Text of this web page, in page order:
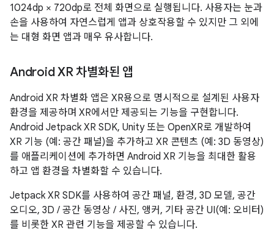
1024dp × 720dp로 전체 화면으로 실행됩니다. 사용자는 눈과
손을 사용하여 자연스럽게 앱과 상호작용할 수 있지만 그 외에
는 대형 화면 앱과 매우 유사합니다.
Android XR 차별화된 앱
Android XR 차별화 앱은 XR용으로 명시적으로 설계된 사용자
환경을 제공하며 XR에서만 제공되는 기능을 구현합니다.
Android Jetpack XR SDK, Unity 또는 OpenXR로 개발하여
XR 기능 (예: 공간 패널)을 추가하고 XR 콘텐츠 (예: 3D 동영상)
를 애플리케이션에 추가하면 Android XR 기능을 최대한 활용
하고 앱 환경을 차별화할 수 있습니다.
Jetpack XR SDK를 사용하여 공간 패널, 환경, 3D 모델, 공간
오디오, 3D / 공간 동영상 / 사진, 앵커, 기타 공간 UI(예: 오비터)
를 비롯한 XR 관련 기능을 제공할 수 있습니다.